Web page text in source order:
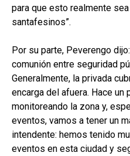
para que esto realmente
santafesinos”.
Por su parte, Peverengo
comunión entre seguridad
Generalmente, la privada
encarga del afuera. Hace
monitoreando la zona y,
eventos, vamos a tener un
intendente: hemos tenido
eventos en esta ciudad y